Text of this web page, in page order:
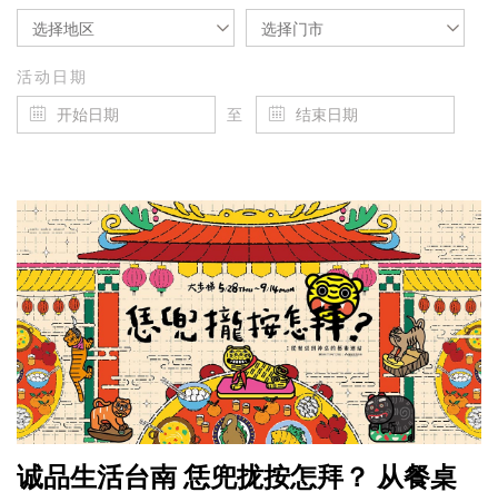
选择地区 选择门市
活动日期
至
诚品生活台南 恁兜拢按怎拜？ 从餐桌